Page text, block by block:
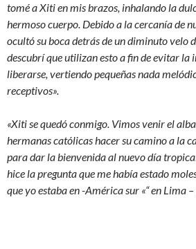
tomé a Xiti en mis brazos, inhalando la
hermoso cuerpo. Debido a la cercanía de
ocultó su boca detrás de un diminuto velo
descubrí que utilizan esto a fin de evitar la
liberarse, vertiendo pequeñas nada
receptivos».
«Xiti se quedó conmigo. Vimos venir el
hermanas católicas hacer su camino a la
para dar la bienvenida al nuevo día
hice la pregunta que me había estado
que yo estaba en -América sur «“ en Lima